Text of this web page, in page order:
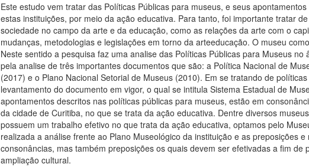
Este estudo vem tratar das Políticas Públicas para museus, e seus
estas instituições, por meio da ação educativa. Para tanto, foi importante tratar
sociedade no campo da arte e da educação, como as relações da arte com o
mudanças, metodologias e legislações em torno da arteeducação. O museu
Neste sentido a pesquisa faz uma analise das Políticas Públicas para Museus
pela analise de três importantes documentos que são: a Política Nacional de
(2017) e o Plano Nacional Setorial de Museus (2010). Em se tratando de
levantamento do documento em vigor, o qual se intitula Sistema Estadual de
apontamentos descritos nas políticas públicas para museus, estão em
da cidade de Curitiba, no que se trata da ação educativa. Dentre diversos
possuem um trabalho efetivo no que trata da ação educativa, optamos pelo
realizada a análise frente ao Plano Museológico da instituição e as preposições
consonâncias, mas também preposições os quais devem ser efetivadas a fim
ampliação cultural.